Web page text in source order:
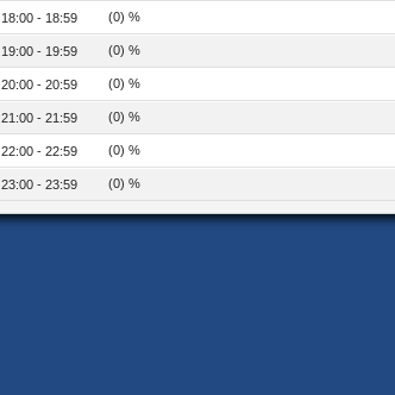
18:00 - 18:59 (0) %
19:00 - 19:59 (0) %
20:00 - 20:59 (0) %
21:00 - 21:59 (0) %
22:00 - 22:59 (0) %
23:00 - 23:59 (0) %